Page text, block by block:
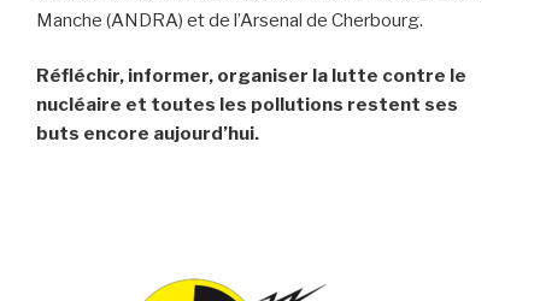
Manche (ANDRA) et de l’Arsenal de Cherbourg.
Réfléchir, informer, organiser la lutte contre le
nucléaire et toutes les pollutions restent ses
buts encore aujourd’hui.